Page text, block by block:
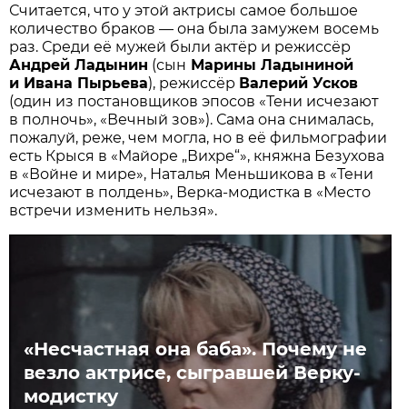
Считается, что у этой актрисы самое большое
количество браков — она была замужем восемь
раз. Среди её мужей были актёр и режиссёр
Андрей Ладынин (сын Марины Ладыниной
и Ивана Пырьева), режиссёр Валерий Усков
(один из постановщиков эпосов «Тени исчезают
в полночь», «Вечный зов»). Сама она снималась,
пожалуй, реже, чем могла, но в её фильмографии
есть Крыся в «Майоре „Вихре“», княжна Безухова
в «Войне и мире», Наталья Меньшикова в «Тени
исчезают в полдень», Верка-модистка в «Место
встречи изменить нельзя».
«Несчастная она баба». Почему не
везло актрисе, сыгравшей Верку-
модистку